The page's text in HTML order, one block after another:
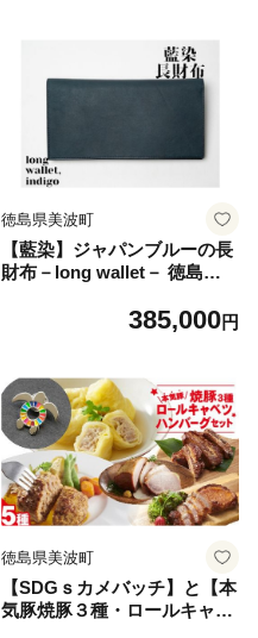
定期入れ ビジネス 仕事 オフ
ィス 就職祝い 昇進祝い 新社
会人 メンズ レディース おし
ゃれ 革小物 ハンドメイド 日
本製 ギフト プレゼント 贈り
徳島県美波町
【藍染】ジャパンブルーの長
財布－long wallet－ 徳島県
生成 本革 革 レザー 牛革 ヌ
入れ 大容量 スリム メンズ レ
ディース おしゃれ ハンドメ
イド 日本製 プレゼント ギフ
ト 贈り物 金運 春財布
385,000円
徳島県美波町
【SDGｓカメバッチ】と【本
気豚焼豚３種・ロールキャベ